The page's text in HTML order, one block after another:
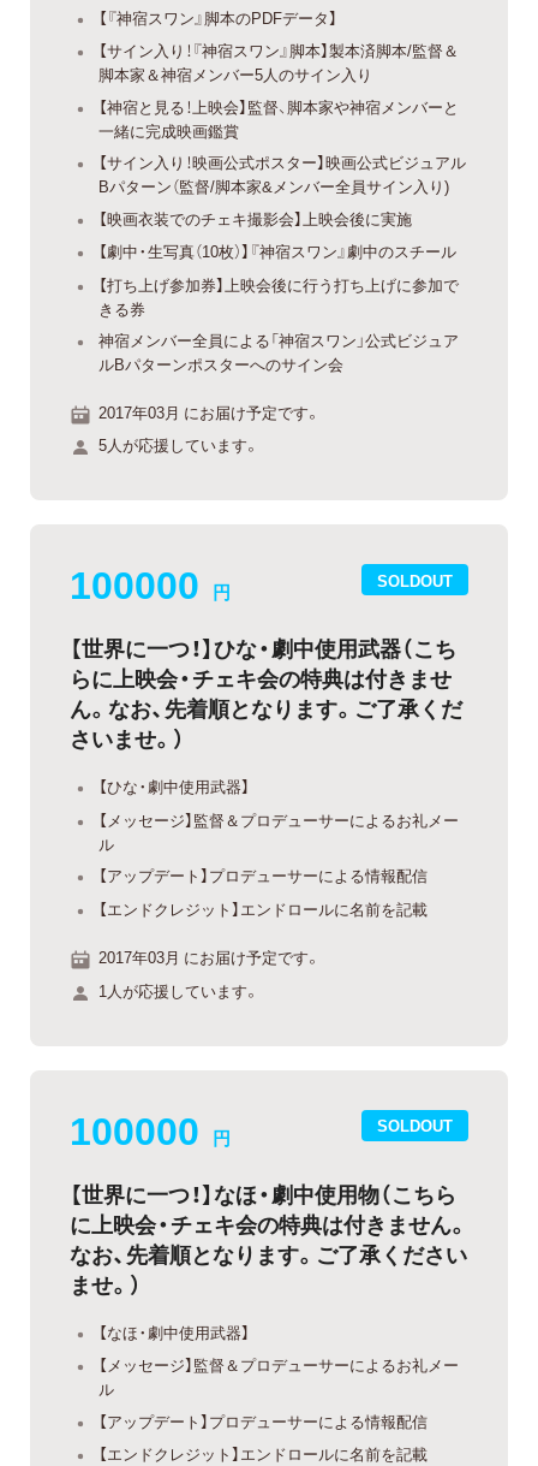
【『神宿スワン』脚本のPDFデータ】
【サイン入り！『神宿スワン』脚本】製本済脚本/監督＆
脚本家＆神宿メンバー5人のサイン入り
【神宿と見る！上映会】監督、脚本家や神宿メンバーと
一緒に完成映画鑑賞
【サイン入り！映画公式ポスター】映画公式ビジュアル
Bパターン（監督/脚本家&メンバー全員サイン入り)
【映画衣装でのチェキ撮影会】上映会後に実施
【劇中・生写真（10枚）】『神宿スワン』劇中のスチール
【打ち上げ参加券】上映会後に行う打ち上げに参加で
きる券
神宿メンバー全員による「神宿スワン」公式ビジュア
ルBパターンポスターへのサイン会
2017年03月 にお届け予定です。
5人が応援しています。
SOLDOUT
100000 円
【世界に一つ！】ひな・劇中使用武器（こち
らに上映会・チェキ会の特典は付きませ
ん。なお、先着順となります。ご了承くだ
さいませ。）
【ひな・劇中使用武器】
【メッセージ】監督＆プロデューサーによるお礼メー
ル
【アップデート】プロデューサーによる情報配信
【エンドクレジット】エンドロールに名前を記載
2017年03月 にお届け予定です。
1人が応援しています。
SOLDOUT
100000 円
【世界に一つ！】なほ・劇中使用物（こちら
に上映会・チェキ会の特典は付きません。
なお、先着順となります。ご了承ください
ませ。）
【なほ・劇中使用武器】
【メッセージ】監督＆プロデューサーによるお礼メー
ル
【アップデート】プロデューサーによる情報配信
【エンドクレジット】エンドロールに名前を記載